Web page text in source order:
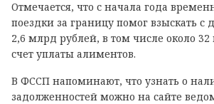
Отмечается, что с начала года
поездки за границу помог взыскать с
2,6 млрд рублей, в том числе около
счет уплаты алиментов.
В ФССП напоминают, что узнать о
задолженностей можно на сайте